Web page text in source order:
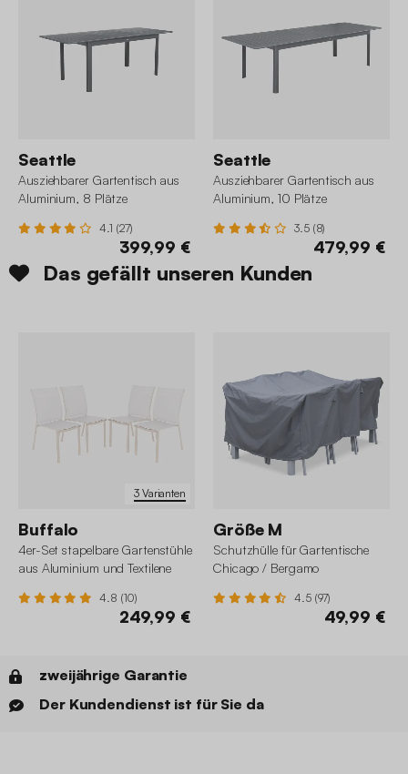
Seattle
Ausziehbarer Gartentisch aus
Aluminium, 8 Plätze
4.1 (27)
399,99 €
Seattle
Ausziehbarer Gartentisch aus
Aluminium, 10 Plätze
3.5 (8)
479,99 €
Das gefällt unseren Kunden
3 Varianten
Buffalo
4er-Set stapelbare Gartenstühle
aus Aluminium und Textilene
4.8 (10)
249,99 €
Größe M
Schutzhülle für Gartentische
Chicago / Bergamo
4.5 (97)
49,99 €
zweijährige Garantie
Der Kundendienst ist für Sie da